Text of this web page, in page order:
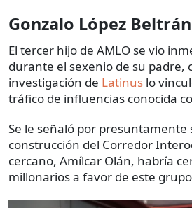
Gonzalo López
El tercer hijo de AMLO se vio
durante el sexenio de su padre,
investigación de Latinus lo
tráfico de influencias conocida
Se le señaló por presuntamente
construcción del Corredor
cercano, Amílcar Olán, habría
millonarios a favor de este